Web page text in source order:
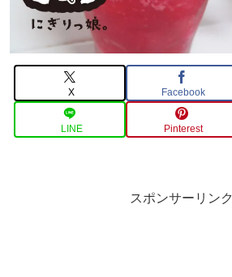
X Facebook
LINE Pinterest
スポンサーリンク